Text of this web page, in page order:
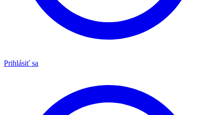
Prihlásiť sa